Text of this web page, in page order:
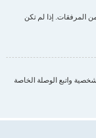
المرفقات. إذا لم تكن
واتبع الوصلة الخاصة